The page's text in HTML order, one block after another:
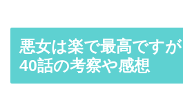
悪女は楽で最高ですが
40話の考察や感想